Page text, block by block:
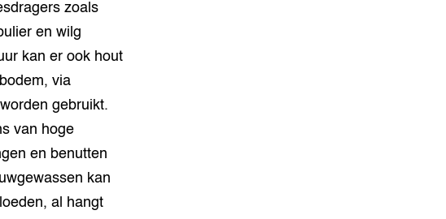
zoals
en wilg
kan er ook hout
via
gebruikt.
van hoge
en benutten
kan
al hangt